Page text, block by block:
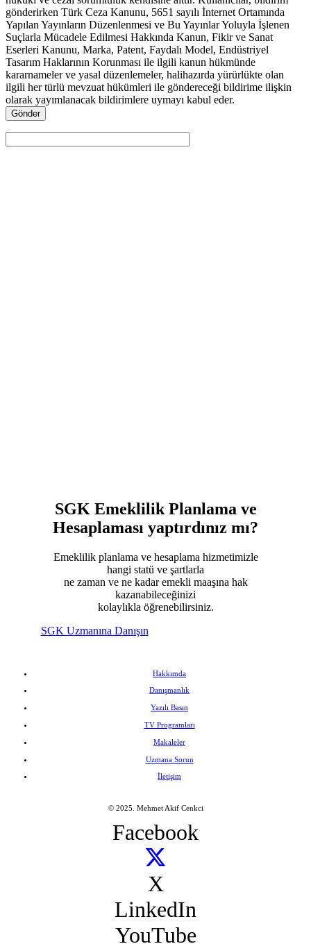
gönderirken Türk Ceza Kanunu, 5651 sayılı İnternet Ortamında
Yapılan Yayınların Düzenlenmesi ve Bu Yayınlar Yoluyla İşlenen
Suçlarla Mücadele Edilmesi Hakkında Kanun, Fikir ve Sanat
Eserleri Kanunu, Marka, Patent, Faydalı Model, Endüstriyel
Tasarım Haklarının Korunması ile ilgili kanun hükmünde
kararnameler ve yasal düzenlemeler, halihazırda yürürlükte olan
ilgili her türlü mevzuat hükümleri ile göndereceği bildirime ilişkin
olarak yayımlanacak bildirimlere uymayı kabul eder.
SGK Emeklilik Planlama ve
Hesaplaması yaptırdınız mı?
Emeklilik planlama ve hesaplama hizmetimizle
hangi statü ve şartlarla
ne zaman ve ne kadar emekli maaşına hak
kazanabileceğinizi
kolaylıkla öğrenebilirsiniz.
SGK Uzmanına Danışın
Hakkımda
Danışmanlık
Yazılı Basın
TV Programları
Makaleler
Uzmana Sorun
İletişim
© 2025. Mehmet Akif Cenkci
Facebook
X
LinkedIn
YouTube